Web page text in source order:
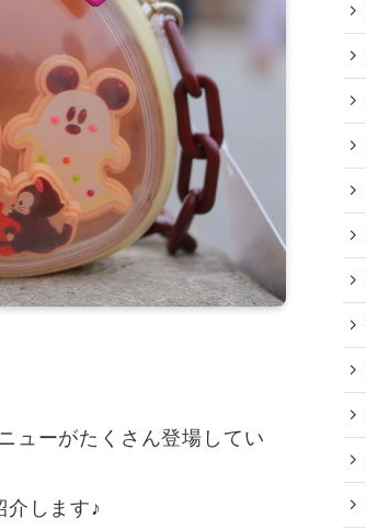
ューがたくさん登場してい
介します♪